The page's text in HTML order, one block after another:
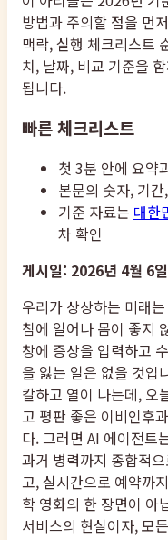
방법과 주의할 점을 먼
맥락, 실행 체크리스트
치, 날짜, 비교 기준을
됩니다.
빠른 체크리스트
첫 3분 안에 요약
본문의 숫자, 기
기준 자료는 대한
차 확인
게시일: 2026년 4월 6일
우리가 상상하는 미래
침에 일어나 몸이 좋지
창에 증상을 입력하고
을 잃는 일은 없을 것입
칼하고 열이 나는데, 오
고 평판 좋은 이비인후
다. 그러면 AI 에이전트
과거 병력까지 종합적
고, 실시간으로 예약까
학 영화의 한 장면이 아
서비스의 현실이자, 모